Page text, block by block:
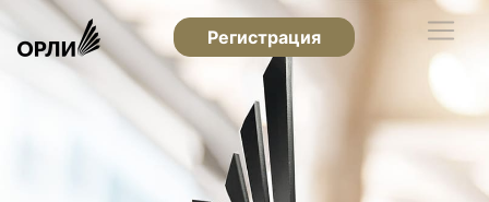
Регистрация